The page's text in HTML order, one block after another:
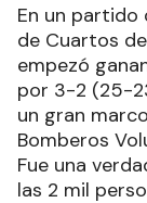
En un partido
de Cuartos de
empezó
por 3-2 (25-
un gran
Bomberos
Fue una
las 2 mil